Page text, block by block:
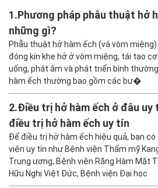
1.Phương pháp phẫu thuật hở
những gì?
Phẫu thuật hở hàm ếch (vá vòm
đóng kín khe hở ở vòm miệng, tái tạo
uống, phát âm và phát triển bình
hàm ếch thường bao gồm các bư�
2.Điều trị hở hàm ếch ở đâu uy
điều trị hở hàm ếch uy tín
Để điều trị hở hàm ếch hiệu quả, bạn
viện uy tín như Bệnh viện Thẩm mỹ
Trung ương, Bệnh viện Răng Hàm Mặt
Hữu Nghị Việt Đức, Bệnh viện Đại học